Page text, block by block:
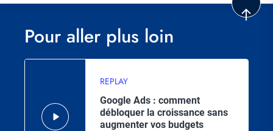
Pour aller plus loin
REPLAY
Google Ads : comment
débloquer la croissance sans
augmenter vos budgets